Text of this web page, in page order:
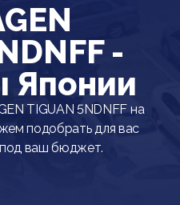
-
Японии
TIGUAN 5NDNFF на
подобрать для вас
ваш бюджет.